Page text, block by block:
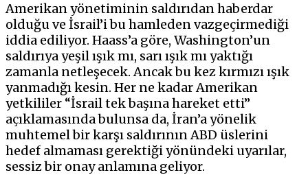
Amerikan yönetiminin saldırıdan haberdar
olduğu ve İsrail’i bu hamleden vazgeçirmediği
iddia ediliyor. Haass’a göre, Washington’un
saldırıya yeşil ışık mı, sarı ışık mı yaktığı
zamanla netleşecek. Ancak bu kez kırmızı ışık
yanmadığı kesin. Her ne kadar Amerikan
yetkililer “İsrail tek başına hareket etti”
açıklamasında bulunsa da, İran’a yönelik
muhtemel bir karşı saldırının ABD üslerini
hedef almaması gerektiği yönündeki uyarılar,
sessiz bir onay anlamına geliyor.